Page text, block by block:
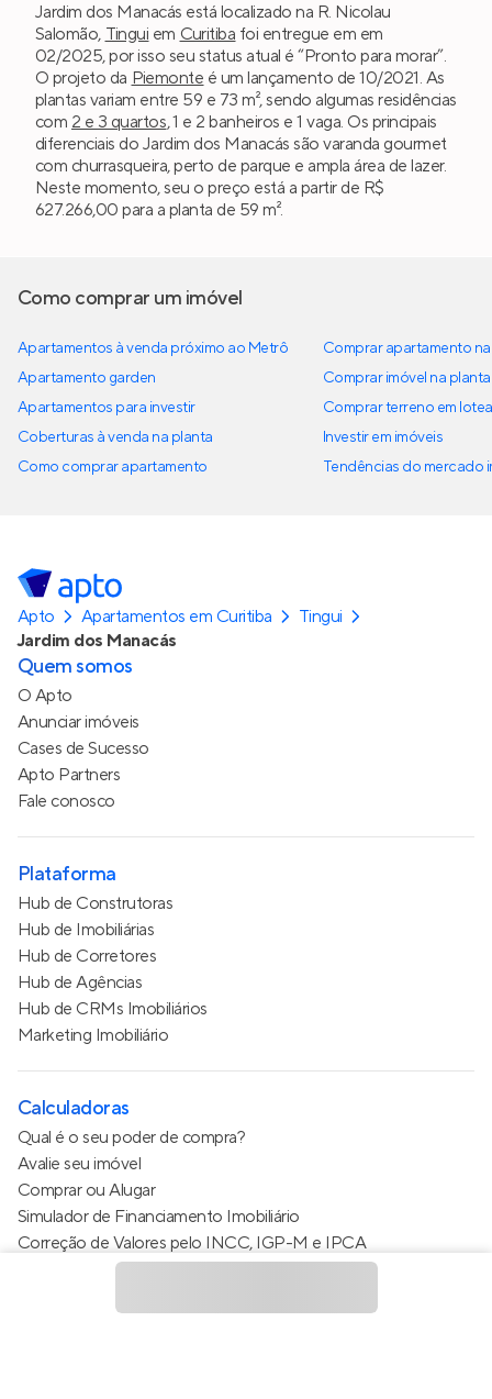
Jardim dos Manacás está localizado na R. Nicolau
Salomão, Tingui em Curitiba foi entregue em em
02/2025, por isso seu status atual é “Pronto para morar”.
O projeto da Piemonte é um lançamento de 10/2021. As
plantas variam entre 59 e 73 m², sendo algumas residências
com 2 e 3 quartos, 1 e 2 banheiros e 1 vaga. Os principais
diferenciais do Jardim dos Manacás são varanda gourmet
com churrasqueira, perto de parque e ampla área de lazer.
Neste momento, seu o preço está a partir de R$
627.266,00 para a planta de 59 m².
Como comprar um imóvel
Apartamentos à venda próximo ao Metrô
Apartamento garden
Apartamentos para investir
Coberturas à venda na planta
Como comprar apartamento
Comprar apartamento
Comprar imóvel na planta
Comprar terreno em
Investir em imóveis
Tendências do mercado
Apto Apartamentos em Curitiba
Tingui
Jardim dos Manacás
Quem somos
O Apto
Anunciar imóveis
Cases de Sucesso
Apto Partners
Fale conosco
Plataforma
Hub de Construtoras
Hub de Imobiliárias
Hub de Corretores
Hub de Agências
Hub de CRMs Imobiliários
Marketing Imobiliário
Calculadoras
Qual é o seu poder de compra?
Avalie seu imóvel
Comprar ou Alugar
Simulador de Financiamento Imobiliário
Correção de Valores pelo INCC, IGP-M e IPCA
Estimativa de valor do condomínio